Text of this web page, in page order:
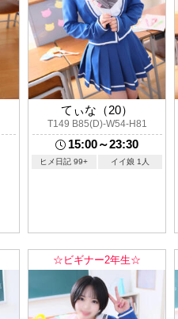
てぃな（20）
T149 B85(D)-W54-H81
15:00～23:30
ヒメ日記 99+ イイ娘 1人
☆ビギナー2年生☆